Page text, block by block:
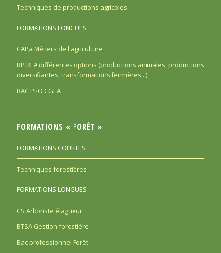
Techniques de productions agricoles
FORMATIONS LONGUES
CAPa Métiers de l'agriculture
BP REA différentes options (productions animales, productions
diversifiantes, transformations fermières...)
BAC PRO CGEA
FORMATIONS « FORÊT »
FORMATIONS COURTES
Techniques forestières
FORMATIONS LONGUES
CS Arboriste élagueur
BTSA Gestion forestière
Bac professionnel Forêt